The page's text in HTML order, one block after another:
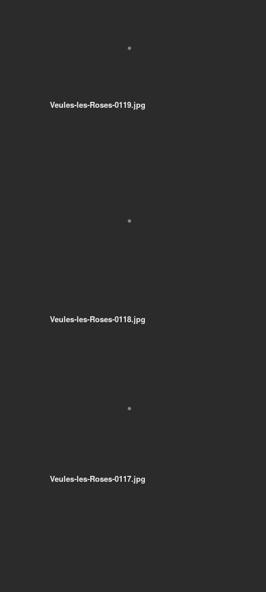
Veules-les-Roses-0119.jpg
Veules-les-Roses-0118.jpg
Veules-les-Roses-0117.jpg